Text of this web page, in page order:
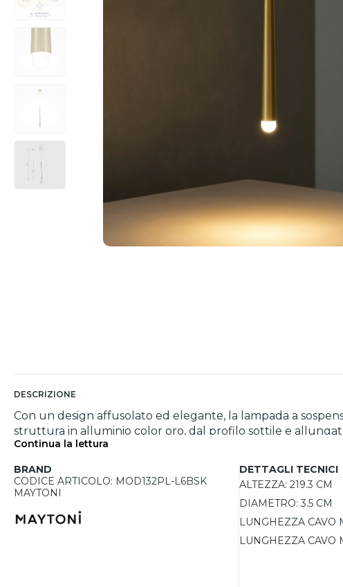
DESCRIZIONE
Con un design affusolato ed elegante, la lampada a
struttura in alluminio color oro, dal profilo sottile e
letto. Il fascio luminoso con apertura a 120° e la luce
offrendo massima versatilità nell’installazione. Perfetta
Continua la lettura
BRAND
CODICE ARTICOLO: MOD132PL-L6BSK
MAYTONI
DETTAGLI TECNICI
ALTEZZA: 219.3 CM
DIAMETRO: 3.5 CM
LUNGHEZZA CAVO
LUNGHEZZA CAVO